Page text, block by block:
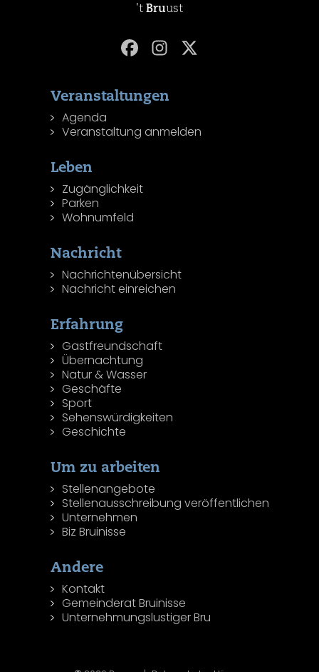
't Bruust
Veranstaltungen
Agenda
Veranstaltung anmelden
Leben
Zugänglichkeit
Parken
Wohnumfeld
Nachricht
Nachrichtenübersicht
Nachricht einreichen
Erfahrung
Gastfreundschaft
Übernachtung
Natur & Wasser
Geschäfte
Sport
Sehenswürdigkeiten
Geschichte
Um zu arbeiten
Stellenangebote
Stellenausschreibung veröffentlichen
Unternehmen
Biz Bruinisse
Andere
Kontakt
Gemeinderat Bruinisse
Unternehmungslustiger Bru